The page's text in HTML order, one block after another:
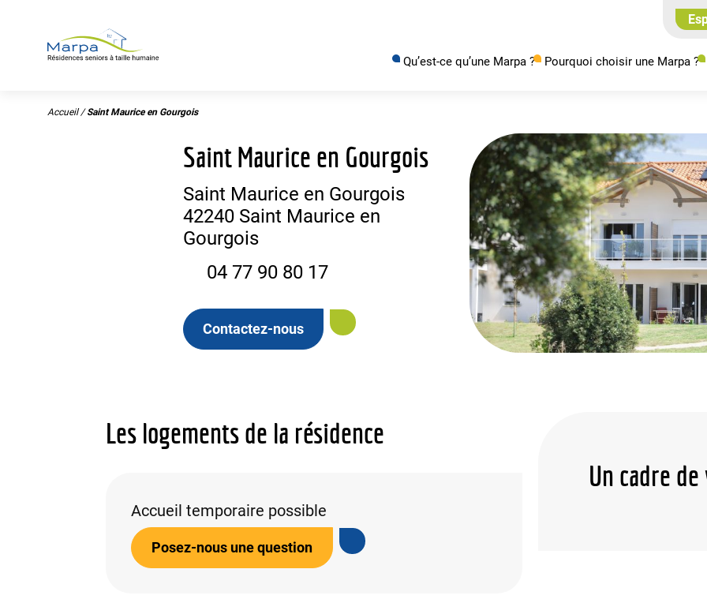
Qu’est-ce qu’une Marpa ? Pourquoi choisir une Marpa ?
Accueil/Saint Maurice en Gourgois
Saint Maurice en Gourgois
Saint Maurice en Gourgois
42240 Saint Maurice en
Gourgois
04 77 90 80 17
Contactez-nous
Les logements de la résidence
Accueil temporaire possible
Posez-nous une question
Un cadre